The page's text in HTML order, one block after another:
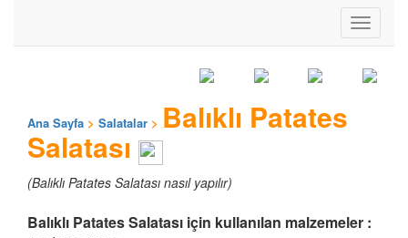
Toggle
Ana Sayfa > Salatalar > Balıklı Patates
Salatası
(Balıklı Patates Salatası nasıl yapılır)
Balıklı Patates Salatası için kullanılan malzemeler :